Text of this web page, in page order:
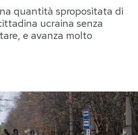
Storie/Idee
Ok Boomer!
Media
quantità spropositata di
ucraina senza
e avanza molto